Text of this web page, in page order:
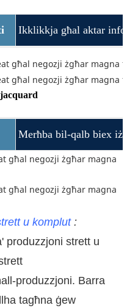
Ikklikkja għal aktar
Merħba bil-qalb biex
u komplut:
produzzjoni strett u
produzzjoni. Barra
tagħna ġew